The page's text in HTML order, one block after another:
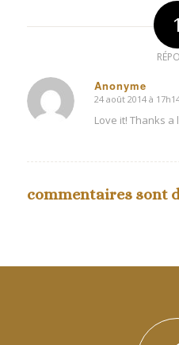
1
Anonyme
dit
:
24 août 2014 à
Love it! Thanks a
commentaires sont